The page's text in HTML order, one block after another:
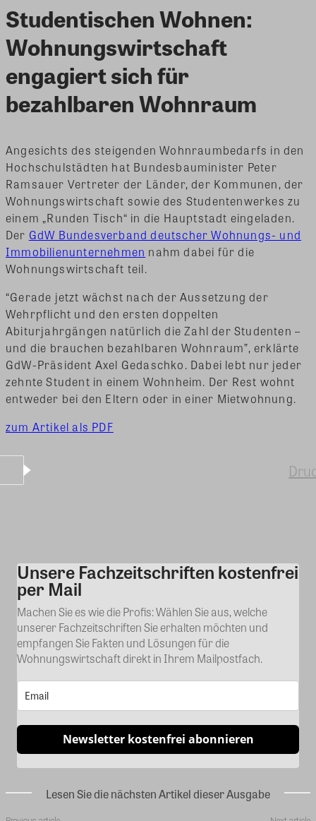
Studentischen Wohnen:
Wohnungswirtschaft
engagiert sich für
bezahlbaren Wohnraum
Angesichts des steigenden Wohnraumbedarfs in den
Hochschulstädten hat Bundesbauminister Peter
Ramsauer Vertreter der Länder, der Kommunen, der
Wohnungswirtschaft sowie des Studentenwerkes zu
einem „Runden Tisch“ in die Hauptstadt eingeladen.
Der GdW Bundesverband deutscher Wohnungs- und
Immobilienunternehmen nahm dabei für die
Wohnungswirtschaft teil.
“Gerade jetzt wächst nach der Aussetzung der
Wehrpflicht und den ersten doppelten
Abiturjahrgängen natürlich die Zahl der Studenten –
und die brauchen bezahlbaren Wohnraum”, erklärte
GdW-Präsident Axel Gedaschko. Dabei lebt nur jeder
zehnte Student in einem Wohnheim. Der Rest wohnt
entweder bei den Eltern oder in einer Mietwohnung.
zum Artikel als PDF
Kommentar
Unsere Fachzeitschriften kostenfrei
per Mail
Machen Sie es wie die Profis: Wählen Sie aus, welche
unserer Fachzeitschriften Sie erhalten möchten und
empfangen Sie Fakten und Lösungen für die
Wohnungswirtschaft direkt in Ihrem Mailpostfach.
Newsletter kostenfrei abonnieren
Lesen Sie die nächsten Artikel dieser Ausgabe